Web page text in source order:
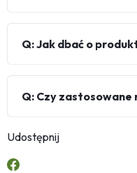
Q: Jak dbać o
Q: Czy zastosowane
Udostępnij